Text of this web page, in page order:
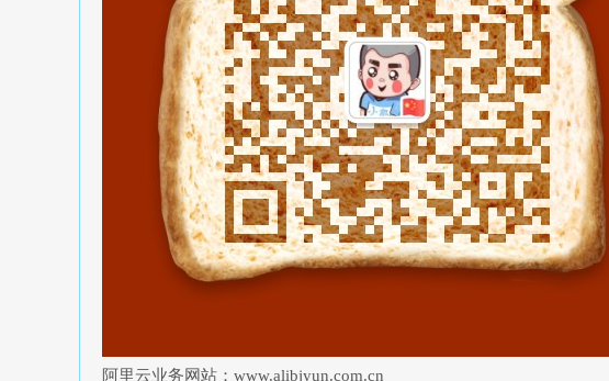
阿里云业务网站：www.alibjyun.com.cn